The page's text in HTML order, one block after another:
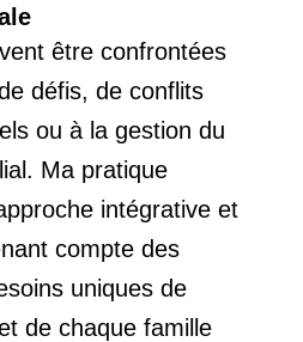
être confrontées
défis, de conflits
ou à la gestion du
Ma pratique
intégrative et
compte des
uniques de
de chaque famille